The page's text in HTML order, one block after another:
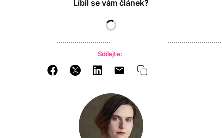
Líbil se vám článek?
Sdílejte: